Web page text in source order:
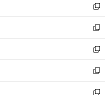
く
で
開
く
ド
ウ
で
開
く
ィ
ン
ド
ウ
で
開
く
い
ウ
ィ
ン
ド
ウ
で
開
く
新
し
い
ウ
ィ
ン
ド
ウ
で
新
し
い
ウ
ィ
ン
ド
新
し
い
ウ
ィ
新
し